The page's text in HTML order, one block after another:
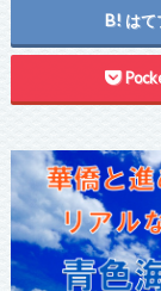
はて